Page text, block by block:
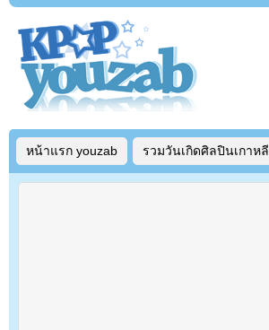
หน้าแรก youzab รวมวันเกิดศิลปินเกาหลี